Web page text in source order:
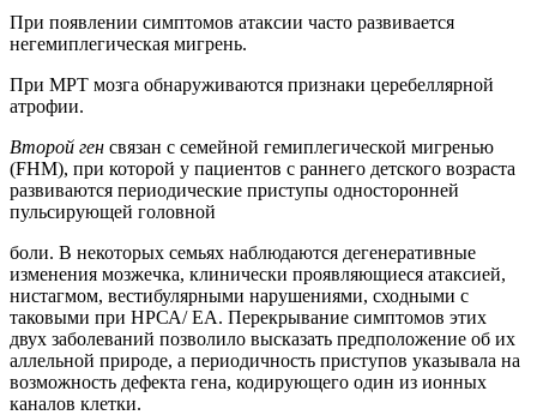
При появлении симптомов атаксии часто развивается
негемиплегическая мигрень.
При МРТ мозга обнаруживаются признаки церебеллярной
атрофии.
Второй ген связан с семейной гемиплегической мигренью
(FHM), при которой у пациентов с раннего детского возраста
развиваются периодические приступы односторонней
пульсирующей головной
боли. В некоторых семьях наблюдаются дегенеративные
изменения мозжечка, клинически проявляющиеся атаксией,
нистагмом, вестибулярными нарушениями, сходными с
таковыми при НРСА/ ЕА. Перекрывание симптомов этих
двух заболеваний позволило высказать предположение об их
аллельной природе, а периодичность приступов указывала на
возможность дефекта гена, кодирующего один из ионных
каналов клетки.